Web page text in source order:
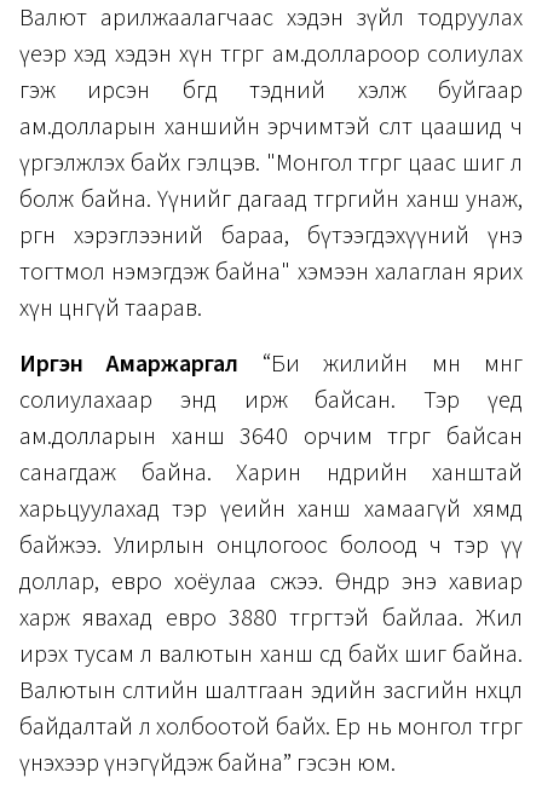
Валют арилжаалагчаас хэдэн зүйл тодруулах
үеэр хэд хэдэн хүн төгрөгөө ам.доллароор солиулах
гэж ирсэн бөгөөд тэдний хэлж буйгаар
ам.долларын ханшийн эрчимтэй өсөлт цаашид ч
үргэлжлэх байх гэлцэв. "Монгол төгрөг цаас шиг л
болж байна. Үүнийг дагаад төгрөгийн ханш унаж,
өргөн хэрэглээний бараа, бүтээгдэхүүний үнэ
тогтмол нэмэгдэж байна" хэмээн халаглан ярих
хүн цөөнгүй таарав.
Иргэн Амаржаргал “Би жилийн өмнө мөнгө
солиулахаар энд ирж байсан. Тэр үед
ам.долларын ханш 3640 орчим төгрөг байсан
санагдаж байна. Харин өнөөдрийн ханштай
харьцуулахад тэр үеийн ханш хамаагүй хямд
байжээ. Улирлын онцлогоос болоод ч тэр үү
доллар, евро хоёулаа өсжээ. Өнөөдөр энэ хавиар
харж явахад евро 3880 төгрөгтэй байлаа. Жил
ирэх тусам л валютын ханш өсөөд байх шиг байна.
Валютын өсөлтийн шалтгаан эдийн засгийн нөхцөл
байдалтай л холбоотой байх. Ер нь монгол төгрөг
үнэхээр үнэгүйдэж байна” гэсэн юм.